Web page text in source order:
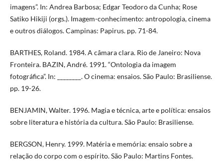
imagens”. In: Andrea Barbosa; Edgar Teodoro da Cunha; Rose
Satiko Hikiji (orgs.). Imagem-conhecimento: antropologia, cinema
e outros diálogos. Campinas: Papirus. pp. 71-84.
BARTHES, Roland. 1984. A câmara clara. Rio de Janeiro: Nova
Fronteira. BAZIN, André. 1991. “Ontologia da imagem
fotográfica”. In: ________. O cinema: ensaios. São Paulo: Brasiliense.
pp. 19-26.
BENJAMIN, Walter. 1996. Magia e técnica, arte e política: ensaios
sobre literatura e história da cultura. São Paulo: Brasiliense.
BERGSON, Henry. 1999. Matéria e memória: ensaio sobre a
relação do corpo com o espírito. São Paulo: Martins Fontes.